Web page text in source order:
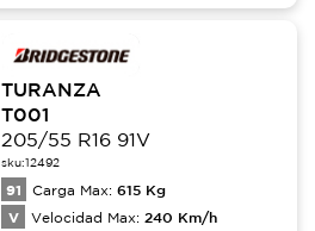
TURANZA
T001
205/55 R16 91V
sku:12492
91 Carga Max: 615 Kg
V Velocidad Max: 240 Km/h